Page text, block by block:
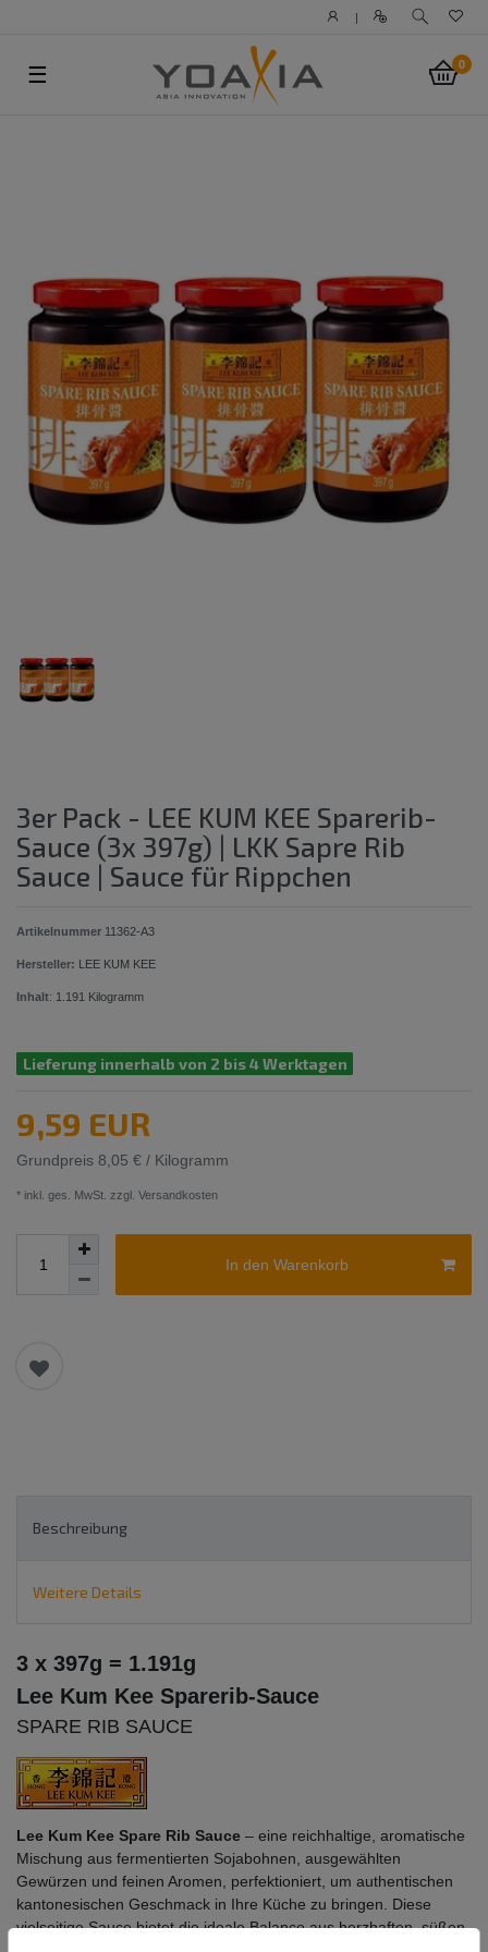
|
0
☰
3er Pack - LEE KUM KEE Sparerib-
Sauce (3x 397g) | LKK Sapre Rib
Sauce | Sauce für Rippchen
Artikelnummer 11362-A3
Hersteller: LEE KUM KEE
Inhalt: 1.191 Kilogramm
Lieferung innerhalb von 2 bis 4 Werktagen
9,59 EUR
Grundpreis 8,05 € / Kilogramm
* inkl. ges. MwSt. zzgl. Versandkosten
In den Warenkorb
Beschreibung
Weitere Details
3 x 397g = 1.191g
Lee Kum Kee Sparerib-Sauce
SPARE RIB SAUCE
Lee Kum Kee Spare Rib Sauce – eine reichhaltige, aromatische
Mischung aus fermentierten Sojabohnen, ausgewählten
Gewürzen und feinen Aromen, perfektioniert, um authentischen
kantonesischen Geschmack in Ihre Küche zu bringen. Diese
vielseitige Sauce bietet die ideale Balance aus herzhaften, süßen